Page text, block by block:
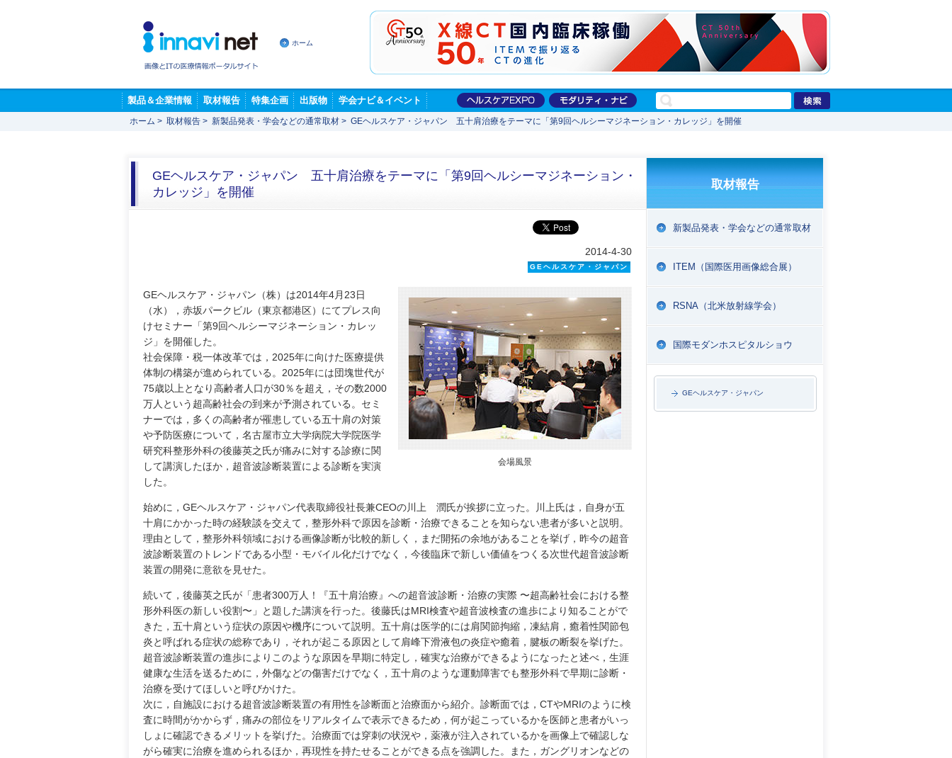
ホーム
製品＆企業情報 取材報告 特集企画 出版物 学会ナビ＆イベント
ホーム > 取材報告 > 新製品発表・学会などの通常取材 > GEヘルスケア・ジャパン 五十肩治療をテーマに「第9回ヘルシーマジネーション・カレッジ」を開催
GEヘルスケア・ジャパン 五十肩治療をテーマに「第9回ヘルシーマジネーション・
カレッジ」を開催
2014-4-30
GEヘルスケア・ジャパン
会場風景
GEヘルスケア・ジャパン（株）は2014年4月23日
（水），赤坂パークビル（東京都港区）にてプレス向
けセミナー「第9回ヘルシーマジネーション・カレッ
ジ」を開催した。
社会保障・税一体改革では，2025年に向けた医療提供
体制の構築が進められている。2025年には団塊世代が
75歳以上となり高齢者人口が30％を超え，その数2000
万人という超高齢社会の到来が予測されている。セミ
ナーでは，多くの高齢者が罹患している五十肩の対策
や予防医療について，名古屋市立大学病院大学院医学
研究科整形外科の後藤英之氏が痛みに対する診療に関
して講演したほか，超音波診断装置による診断を実演
した。
始めに，GEヘルスケア・ジャパン代表取締役社長兼CEOの川上 潤氏が挨拶に立った。川上氏は，自身が五
十肩にかかった時の経験談を交えて，整形外科で原因を診断・治療できることを知らない患者が多いと説明。
理由として，整形外科領域における画像診断が比較的新しく，まだ開拓の余地があることを挙げ，昨今の超音
波診断装置のトレンドである小型・モバイル化だけでなく，今後臨床で新しい価値をつくる次世代超音波診断
装置の開発に意欲を見せた。
続いて，後藤英之氏が「患者300万人！『五十肩治療』への超音波診断・治療の実際 〜超高齢社会における整
形外科医の新しい役割〜」と題した講演を行った。後藤氏はMRI検査や超音波検査の進歩により知ることがで
きた，五十肩という症状の原因や機序について説明。五十肩は医学的には肩関節拘縮，凍結肩，癒着性関節包
炎と呼ばれる症状の総称であり，それが起こる原因として肩峰下滑液包の炎症や癒着，腱板の断裂を挙げた。
超音波診断装置の進歩によりこのような原因を早期に特定し，確実な治療ができるようになったと述べ，生涯
健康な生活を送るために，外傷などの傷害だけでなく，五十肩のような運動障害でも整形外科で早期に診断・
治療を受けてほしいと呼びかけた。
次に，自施設における超音波診断装置の有用性を診断面と治療面から紹介。診断面では，CTやMRIのように検
査に時間がかからず，痛みの部位をリアルタイムで表示できるため，何が起こっているかを医師と患者がいっ
しょに確認できるメリットを挙げた。治療面では穿刺の状況や，薬液が注入されているかを画像上で確認しな
がら確実に治療を進められるほか，再現性を持たせることができる点を強調した。また，ガングリオンなどの
取材報告
新製品発表・学会などの通常取材
ITEM（国際医用画像総合展）
RSNA（北米放射線学会）
国際モダンホスピタルショウ
GEヘルスケア・ジャパン